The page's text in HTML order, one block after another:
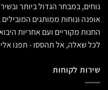
נוחים, במבחר הגדול ביותר
אופנה ונוחות ממותגים
החנות מקוריים ועם אחריות
לכל שאלה, אל תהססו - תפנו אלינו
שירות לקוחות